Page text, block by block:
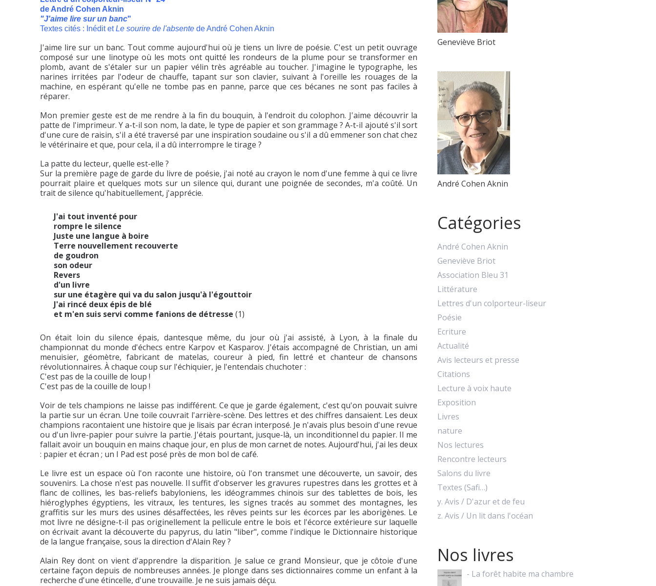
de André Cohen Aknin
"J'aime lire sur un banc"
Textes cités : Inédit etLe sourire de l'absente de André Cohen Aknin
J'aime lire sur un banc. Tout comme aujourd'hui où je tiens un livre de poésie. C'est un petit ouvrage
composé sur une linotype où les mots ont quitté les rondeurs de la plume pour se transformer en
plomb, avant de s'étaler sur un papier vélin très agréable au toucher. J'imagine le typographe, les
narines irritées par l'odeur de chauffe, tapant sur son clavier, suivant à l'oreille les rouages de la
machine, en espérant qu'elle ne tombe pas en panne, parce que ces bécanes ne sont pas faciles à
réparer.
Mon premier geste est de me rendre à la fin du bouquin, à l'endroit du colophon. J'aime découvrir la
patte de l'imprimeur. Y a-t-il son nom, la date, le type de papier et son grammage ? A-t-il ajouté s'il sort
d'une cure de raisin, s'il a été traversé par une inspiration soudaine ou s'il a dû emmener son chat chez
le vétérinaire et que, pour cela, il a dû interrompre le tirage ?
La patte du lecteur, quelle est-elle ?
Sur la première page de garde du livre de poésie, j'ai noté au crayon le nom d'une femme à qui ce livre
pourrait plaire et quelques mots sur un silence qui, durant une poignée de secondes, m'a coûté. Un
trait de silence qu'habituellement, j'apprécie.
J'ai tout inventé pour
rompre le silence
Juste une langue à boire
Terre nouvellement recouverte
de goudron
son odeur
Revers
d'un livre
sur une étagère qui va du salon jusqu'à l'égouttoir
J'ai rincé deux épis de blé
et m'en suis servi comme fanions de détresse(1)
On était loin du silence épais, dantesque même, du jour où j'ai assisté, à Lyon, à la finale du
championnat du monde d'échecs entre Karpov et Kasparov. J'étais accompagné de Christian, un ami
menuisier, géomètre, fabricant de matelas, coureur à pied, fin lettré et chanteur de chansons
révolutionnaires. À chaque coup sur l'échiquier, je l'entendais chuchoter :
C'est pas de la couille de loup !
C'est pas de la couille de loup !
Voir de tels champions ne laisse pas indifférent. Ce que je garde également, c'est qu'on pouvait suivre
la partie sur un écran. Une toile couvrait l'arrière-scène. Des lettres et des chiffres dansaient. Les deux
champions racontaient une histoire que je lisais par écran interposé. Je n'avais plus besoin d'une revue
ou d'un livre-papier pour suivre la partie. J'étais pourtant, jusque-là, un inconditionnel du papier. Il me
fallait avoir un bouquin en mains chaque jour, en plus de mon carnet de notes. Aujourd'hui, j'ai les deux
: papier et écran ; un I Pad est posé près de mon bol de café.
Le livre est un espace où l'on raconte une histoire, où l'on transmet une découverte, un savoir, des
souvenirs. La chose n'est pas nouvelle. Il suffit d'observer les gravures rupestres dans les grottes et à
flanc de collines, les bas-reliefs babyloniens, les idéogrammes chinois sur des tablettes de bois, les
hiéroglyphes égyptiens, les vitraux, les tentures, les signes tracés au sommet des montagnes, les
graffitis sur les murs des usines désaffectées, les rêves peints sur les écorces par les aborigènes. Le
mot livre ne désigne-t-il pas originellement la pellicule entre le bois et l'écorce extérieure sur laquelle
on écrivait avant la découverte du papyrus, du latin "liber", comme l'indique le Dictionnaire historique
de la langue française, sous la direction d'Alain Rey ?
Alain Rey dont on vient d'apprendre la disparition. Je salue ce grand Monsieur, que je côtoie d'une
certaine façon depuis de nombreuses années. Je plonge dans ses dictionnaires comme un enfant à la
recherche d'une étincelle, d'une trouvaille. Je ne suis jamais déçu.
Geneviève Briot
André Cohen Aknin
Catégories
André Cohen Aknin
Geneviève Briot
Association Bleu 31
Littérature
Lettres d'un colporteur-liseur
Poésie
Ecriture
Actualité
Avis lecteurs et presse
Citations
Lecture à voix haute
Exposition
Livres
nature
Nos lectures
Rencontre lecteurs
Salons du livre
Textes (Safi…)
y. Avis / D'azur et de feu
z. Avis / Un lit dans l'océan
Nos livres
- La forêt habite ma chambre